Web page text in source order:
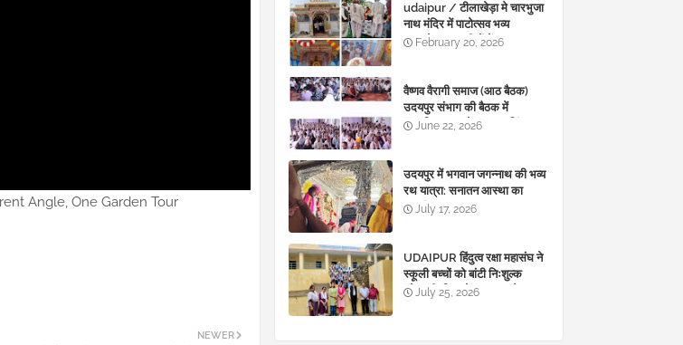
Angle, One Garden Tour
NEWER
udaipur / टीलाखेड़ा मे चारभुजा
नाथ मंदिर में पाटोत्सव भव्य
ध्वजारोहण, ग्रामीणों में उत्साह
February 20, 2026
वैष्णव वैरागी समाज (आठ बैठक)
उदयपुर संभाग की बैठक में
सामाजिक सुधारो पर गहन चिंतन I
June 22, 2026
उदयपुर में भगवान जगन्नाथ की भव्य
रथ यात्रा: सनातन आस्था का
महासंगम
July 17, 2026
UDAIPUR हिंदुत्व रक्षा महासंघ ने
स्कूली बच्चों को बांटी निःशुल्क
स्टेशनरी, शिक्षा के साथ अच्छे
July 25, 2026